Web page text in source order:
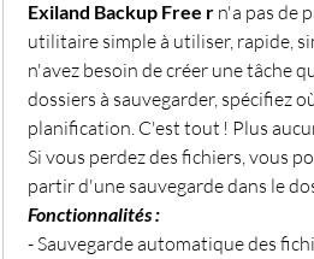
Exiland Backup Free r n'a pas de
utilitaire simple à utiliser, rapide,
n'avez besoin de créer une tâche
dossiers à sauvegarder, spécifiez
planification. C'est tout ! Plus
Si vous perdez des fichiers, vous
partir d'une sauvegarde dans le
Fonctionnalités :
- Sauvegarde automatique des